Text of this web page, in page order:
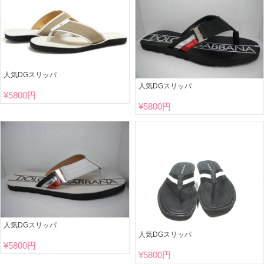
人気DGスリッパ
¥5800円
人気DGスリッパ
¥5800円
人気DGスリッパ
¥5800円
人気DGスリッパ
¥5800円